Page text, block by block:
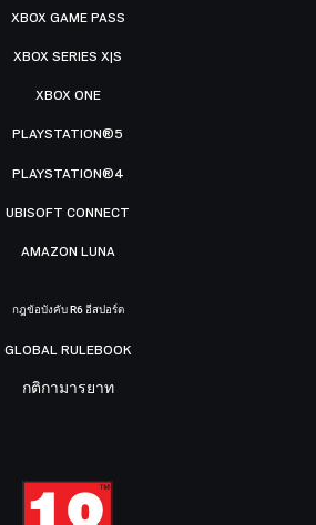
XBOX GAME PASS
XBOX SERIES X|S
XBOX ONE
PLAYSTATION®5
PLAYSTATION®4
UBISOFT CONNECT
AMAZON LUNA
กฎข้อบังคับ R6 อีสปอร์ต
GLOBAL RULEBOOK
กติกามารยาท